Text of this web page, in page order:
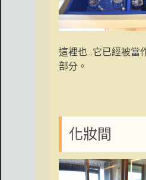
這裡也...它已經被當
部分。
化妝間